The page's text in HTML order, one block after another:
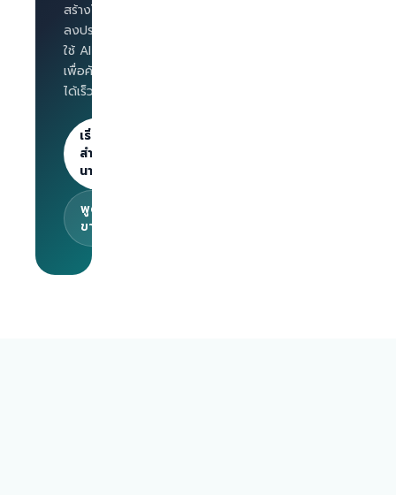
สร้างโปรไฟล์บริษัท
ลงประกาศงาน และ
ใช้ AI Interview
เพื่อคัดกรองผู้สมัคร
ได้เร็วขึ้น
เริ่มต้น
สำหรับ
นายจ้าง
พูดคุยกับทีม
ขาย